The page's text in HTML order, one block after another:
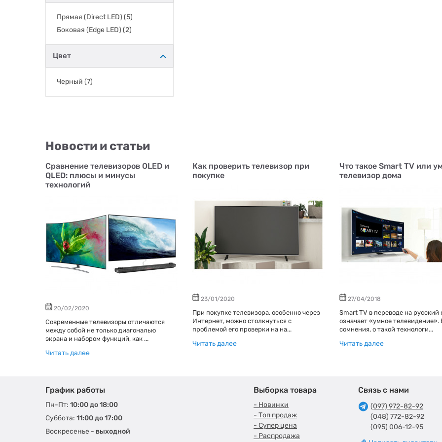
Прямая (Direct LED) (5)
Боковая (Edge LED) (2)
Цвет
Черный (7)
Новости и статьи
Сравнение телевизоров OLED и
QLED: плюсы и минусы
технологий
20/02/2020
Современные телевизоры отличаются
между собой не только диагональю
экрана и набором функций, как ...
Читать далее
Как проверить телевизор при
покупке
23/01/2020
При покупке телевизора, особенно через
Интернет, можно столкнуться с
проблемой его проверки на на...
Читать далее
Что такое Smart TV или
телевизор дома
27/04/2018
Smart TV в переводе на русский
означает «умное телевидение».
сомнения, о такой технологи...
Читать далее
График работы
Пн-Пт: 10:00 до 18:00
Суббота: 11:00 до 17:00
Воскресенье - выходной
Выборка товара
- Новинки
- Топ продаж
- Супер цена
- Распродажа
Связь с нами
(097) 972-82-92
(048) 772-82-92
(095) 006-12-95